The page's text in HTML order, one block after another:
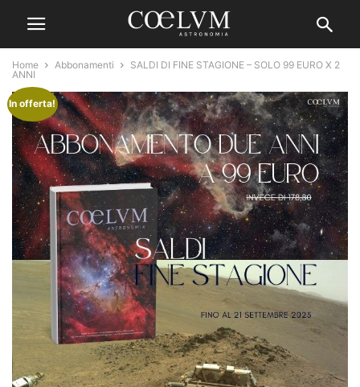
Home Abbonamenti
SALDI DI FINE STAGIONE – SOLO 99 EURO X 2
ANNI
In offerta!